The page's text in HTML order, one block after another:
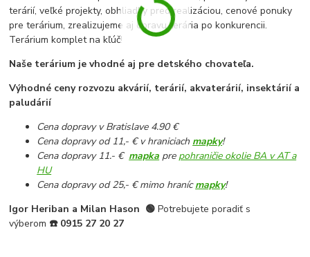
terárií, veľké projekty, obhliadky pred realizáciou, cenové ponuky
pre terárium, zrealizujeme aj opravu terária po konkurencii.
Terárium komplet na kľúč!
Naše terárium je vhodné aj pre detského chovateľa.
Výhodné ceny rozvozu akvárií, terárií, akvaterárií, insektárií a
paludárií
Cena dopravy v Bratislave 4.90 €
Cena dopravy od 11,- € v hraniciach mapky!
Cena dopravy 11.- € mapka pre pohraničie okolie BA v AT a
HU
Cena dopravy od 25,- € mimo hranícmapky!
Igor Heriban a Milan Hason 🟢Potrebujete poradiť s
výberom ☎️ 0915 27 20 27